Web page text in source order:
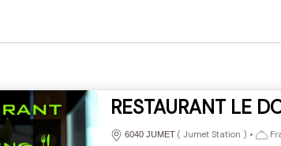
RESTAURANT LE
6040 JUMET ( Jumet Station ) •